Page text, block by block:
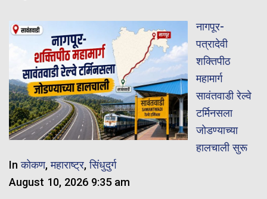
नागपूर-
पत्रादेवी
शक्तिपीठ
महामार्ग
सावंतवाडी रेल्वे
टर्मिनसला
जोडण्याच्या
हालचाली सुरू
Inकोकण,महाराष्ट्र,सिंधुदुर्ग
August 10, 2026 9:35 am